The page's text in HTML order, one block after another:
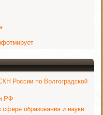
России по Волгоградской
РФ
образования и науки